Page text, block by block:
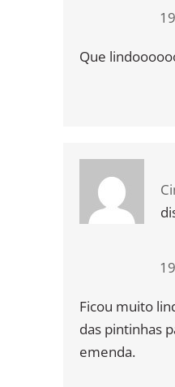
Que
Ficou muito
das pintinhas
emenda.